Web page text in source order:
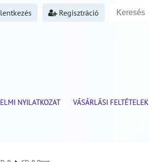
Regisztráció
NYILATKOZAT VÁSÁRLÁSI FELTÉTELEK